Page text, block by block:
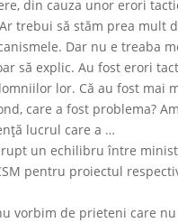
din cauza unor erori
trebui să stăm prea mult
Dar nu e treaba
să explic. Au fost erori
lor. Că au fost mai
care a fost problema?
lucrul care a …
rupt un echilibru între
pentru proiectul
vorbim de prieteni care